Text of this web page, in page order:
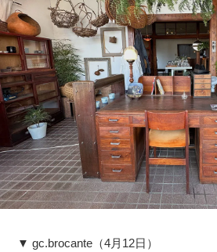
▼ gc.brocante（4月12日）